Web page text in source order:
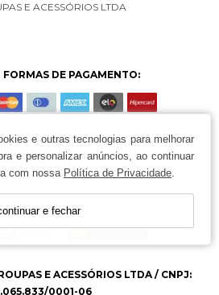
e outras tecnologias para melhorar
e personalizar anúncios, ao continuar
com nossa Política de Privacidade
e fechar
E ACESSÓRIOS LTDA
FORMAS DE PAGAMENTO:
E ACESSÓRIOS LTDA / CNPJ:
0001-06